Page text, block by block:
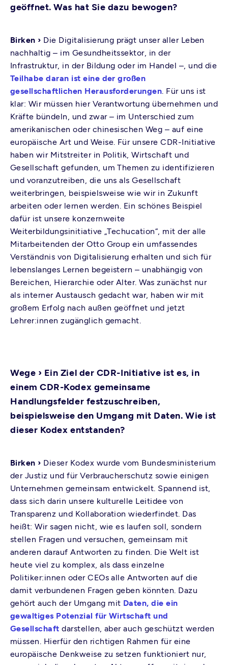
geöffnet. Was hat Sie dazu bewogen?
Birken › Die Digitalisierung prägt unser aller Leben
nachhaltig – im Gesundheitssektor, in der
Infrastruktur, in der Bildung oder im Handel –, und die
Teilhabe daran ist eine der großen
gesellschaftlichen Herausforderungen. Für uns ist
klar: Wir müssen hier Verantwortung übernehmen und
Kräfte bündeln, und zwar – im Unterschied zum
amerikanischen oder chinesischen Weg – auf eine
europäische Art und Weise. Für unsere CDR-Initiative
haben wir Mitstreiter in Politik, Wirtschaft und
Gesellschaft gefunden, um Themen zu identifizieren
und voranzutreiben, die uns als Gesellschaft
weiterbringen, beispielsweise wie wir in Zukunft
arbeiten oder lernen werden. Ein schönes Beispiel
dafür ist unsere konzernweite
Weiterbildungsinitiative „Techucation“, mit der alle
Mitarbeitenden der Otto Group ein umfassendes
Verständnis von Digitalisierung erhalten und sich für
lebenslanges Lernen begeistern – unabhängig von
Bereichen, Hierarchie oder Alter. Was zunächst nur
als interner Austausch gedacht war, haben wir mit
großem Erfolg nach außen geöffnet und jetzt
Lehrer:innen zugänglich gemacht.
Wege › Ein Ziel der CDR-Initiative ist es, in
einem CDR-Kodex gemeinsame
Handlungsfelder festzuschreiben,
beispielsweise den Umgang mit Daten. Wie ist
dieser Kodex entstanden?
Birken › Dieser Kodex wurde vom Bundesministerium
der Justiz und für Verbraucherschutz sowie einigen
Unternehmen gemeinsam entwickelt. Spannend ist,
dass sich darin unsere kulturelle Leitidee von
Transparenz und Kollaboration wiederfindet. Das
heißt: Wir sagen nicht, wie es laufen soll, sondern
stellen Fragen und versuchen, gemeinsam mit
anderen darauf Antworten zu finden. Die Welt ist
heute viel zu komplex, als dass einzelne
Politiker:innen oder CEOs alle Antworten auf die
damit verbundenen Fragen geben könnten. Dazu
gehört auch der Umgang mit Daten, die ein
gewaltiges Potenzial für Wirtschaft und
Gesellschaft darstellen, aber auch geschützt werden
müssen. Hierfür den richtigen Rahmen für eine
europäische Denkweise zu setzen funktioniert nur,